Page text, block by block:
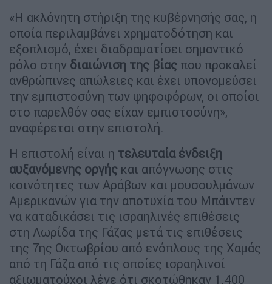
«Η ακλόνητη στήριξη της κυβέρνησής σας, η
οποία περιλαμβάνει χρηματοδότηση και
εξοπλισμό, έχει διαδραματίσει σημαντικό
ρόλο στην διαιώνιση της βίας που προκαλεί
ανθρώπινες απώλειες και έχει υπονομεύσει
την εμπιστοσύνη των ψηφοφόρων, οι οποίοι
στο παρελθόν σας είχαν εμπιστοσύνη»,
αναφέρεται στην επιστολή.
Η επιστολή είναι η τελευταία ένδειξη
αυξανόμενης οργής και απόγνωσης στις
κοινότητες των Αράβων και μουσουλμάνων
Αμερικανών για την αποτυχία του Μπάιντεν
να καταδικάσει τις ισραηλινές επιθέσεις
στη Λωρίδα της Γάζας μετά τις επιθέσεις
της 7ης Οκτωβρίου από ενόπλους της Χαμάς
από τη Γάζα από τις οποίες ισραηλινοί
αξιωματούχοι λένε ότι σκοτώθηκαν 1.400